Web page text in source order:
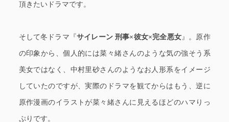
頂きたいドラマです。
そして冬ドラマ『サイレーン 刑事×彼女×完全悪女』。原作
の印象から、個人的には菜々緒さんのような気の強そう系
美女ではなく、中村里砂さんのようなお人形系をイメージ
していたのですが、実際のドラマを観てからはもう、逆に
原作漫画のイラストが菜々緒さんに見えるほどのハマりっ
ぷりです。